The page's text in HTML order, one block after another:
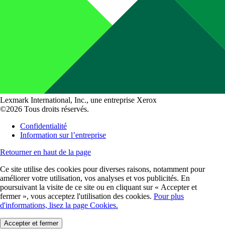
Lexmark International, Inc., une entreprise Xerox
©2026 Tous droits réservés.
Confidentialité
Information sur l’entreprise
Retourner en haut de la page
Ce site utilise des cookies pour diverses raisons, notamment pour
améliorer votre utilisation, vos analyses et vos publicités. En
poursuivant la visite de ce site ou en cliquant sur « Accepter et
fermer », vous acceptez l'utilisation des cookies. Pour plus
d'informations, lisez la page Cookies.
Accepter et fermer